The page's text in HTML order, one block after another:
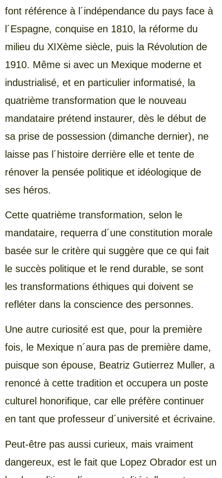
font référence à l´indépendance du pays face à
l´Espagne, conquise en 1810, la réforme du
milieu du XIXème siècle, puis la Révolution de
1910. Même si avec un Mexique moderne et
industrialisé, et en particulier informatisé, la
quatrième transformation que le nouveau
mandataire prétend instaurer, dès le début de
sa prise de possession (dimanche dernier), ne
laisse pas l´histoire derrière elle et tente de
rénover la pensée politique et idéologique de
ses héros.
Cette quatrième transformation, selon le
mandataire, requerra d´une constitution morale
basée sur le critère qui suggère que ce qui fait
le succès politique et le rend durable, se sont
les transformations éthiques qui doivent se
refléter dans la conscience des personnes.
Une autre curiosité est que, pour la première
fois, le Mexique n´aura pas de première dame,
puisque son épouse, Beatriz Gutierrez Muller, a
renoncé à cette tradition et occupera un poste
culturel honorifique, car elle préfère continuer
en tant que professeur d´université et écrivaine.
Peut-être pas aussi curieux, mais vraiment
dangereux, est le fait que Lopez Obrador est un